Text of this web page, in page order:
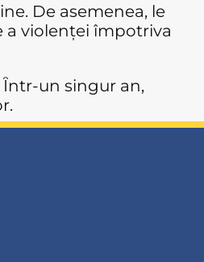
De asemenea, le
a violenței împotriva
un singur an,